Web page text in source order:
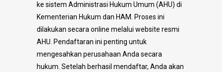
ke sistem Administrasi Hukum Umum (AHU) di
Kementerian Hukum dan HAM. Proses ini
dilakukan secara online melalui website resmi
AHU. Pendaftaran ini penting untuk
mengesahkan perusahaan Anda secara
hukum. Setelah berhasil mendaftar, Anda akan